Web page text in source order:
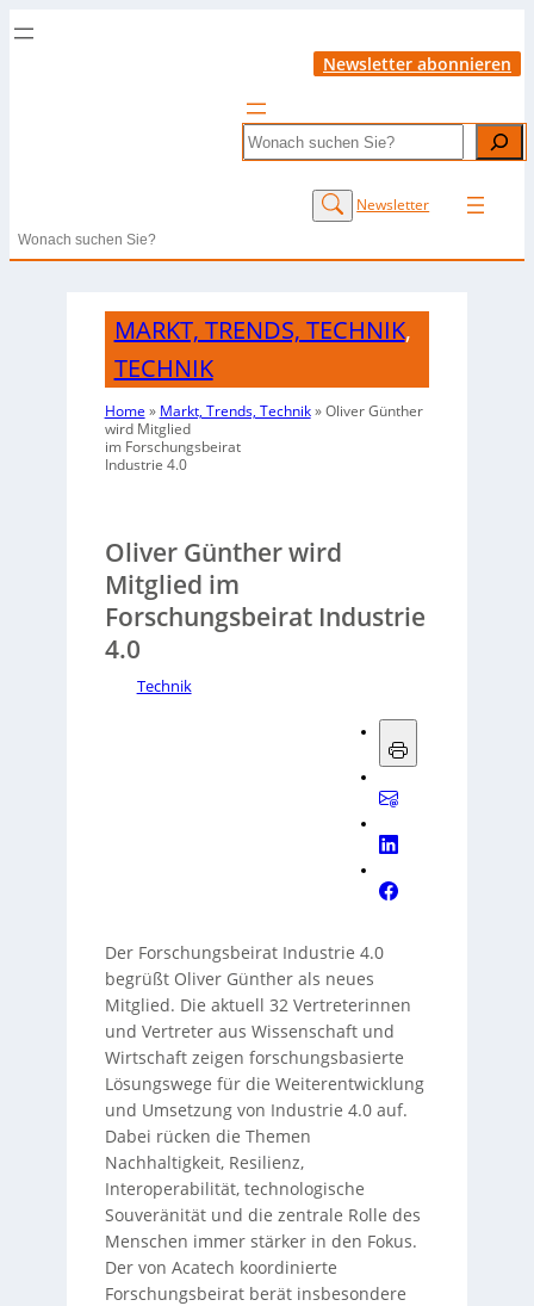
Newsletter abonnieren
Search
Newsletter
Search
MARKT, TRENDS, TECHNIK,
TECHNIK
Home » Markt, Trends, Technik»Oliver Günther
wird Mitglied
im Forschungsbeirat
Industrie 4.0
Oliver Günther wird
Mitglied im
Forschungsbeirat Industrie
4.0
Technik
Der Forschungsbeirat Industrie 4.0
begrüßt Oliver Günther als neues
Mitglied. Die aktuell 32 Vertreterinnen
und Vertreter aus Wissenschaft und
Wirtschaft zeigen forschungsbasierte
Lösungswege für die Weiterentwicklung
und Umsetzung von Industrie 4.0 auf.
Dabei rücken die Themen
Nachhaltigkeit, Resilienz,
Interoperabilität, technologische
Souveränität und die zentrale Rolle des
Menschen immer stärker in den Fokus.
Der von Acatech koordinierte
Forschungsbeirat berät insbesondere